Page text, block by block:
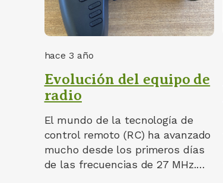
hace 3 año
Evolución del equipo de
radio
El mundo de la tecnología de
control remoto (RC) ha avanzado
mucho desde los primeros días
de las frecuencias de 27 MHz.…